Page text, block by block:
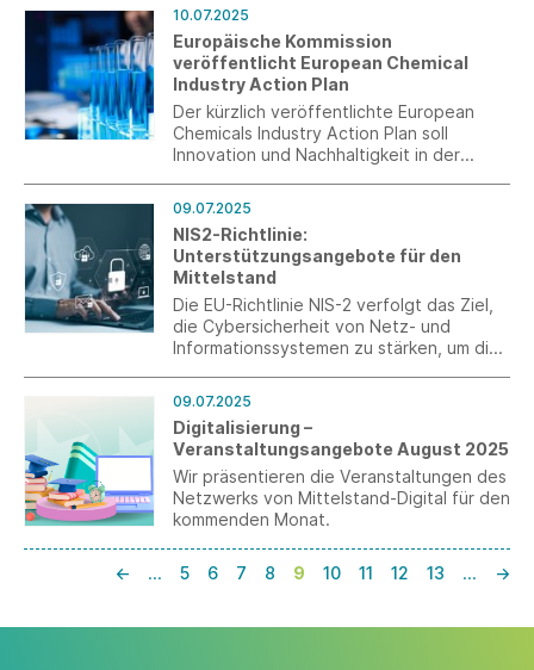
Ausnahmen vom Vernichtungsverbot vor.
10.07.2025
Europäische Kommission
veröffentlicht European Chemical
Industry Action Plan
Der kürzlich veröffentlichte European
Chemicals Industry Action Plan soll
Innovation und Nachhaltigkeit in der
Maßnahmen, die REACH-Revision sowie
die Stärkung der ECHA relevant. Bei PFAS
besteht jedoch noch Klärungsbedarf.
09.07.2025
NIS2-Richtlinie:
Unterstützungsangebote für den
Mittelstand
Die EU-Richtlinie NIS-2 verfolgt das Ziel,
die Cybersicherheit von Netz- und
Informationssystemen zu stärken, um die
sichern.
09.07.2025
Digitalisierung –
Veranstaltungsangebote August 2025
Wir präsentieren die Veranstaltungen des
Netzwerks von Mittelstand-Digital für den
kommenden Monat.
← … 5 6 7 8 9 10 11 12 13 … →